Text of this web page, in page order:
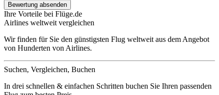
Ihre Vorteile bei Flüge.de
Airlines weltweit vergleichen
Wir finden für Sie den günstigsten Flug weltweit aus dem Angebot
von Hunderten von Airlines.
Suchen, Vergleichen, Buchen
In drei schnellen & einfachen Schritten buchen Sie Ihren passenden